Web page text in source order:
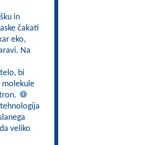
in
čakati
eko,
Na
bi
molekule
veliko